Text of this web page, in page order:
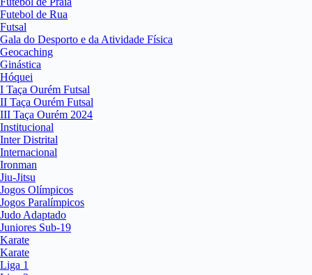
Futebol de Rua
Futsal
Gala do Desporto e da Atividade Física
Geocaching
Ginástica
Hóquei
I Taça Ourém Futsal
II Taça Ourém Futsal
III Taça Ourém 2024
Institucional
Inter Distrital
Internacional
Ironman
Jiu-Jitsu
Jogos Olímpicos
Jogos Paralímpicos
Judo Adaptado
Juniores Sub-19
Karate
Karate
Liga 1